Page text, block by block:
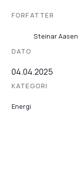
FORFATTER
Steinar Aasen
DATO
04.04.2025
KATEGORI
Energi